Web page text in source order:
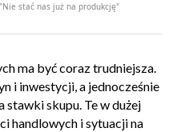
stać nas już na produkcję"
ma być coraz trudniejsza.
i inwestycji, a jednocześnie
stawki skupu. Te w dużej
handlowych i sytuacji na